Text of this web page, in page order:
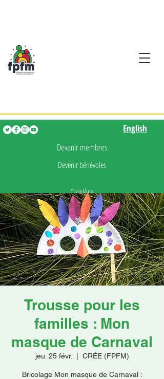
Devenir membres
Devenir bénévoles
Carrière
Presse
Faire un don
English
Trousse pour les
familles : Mon
masque de Carnaval
jeu. 25 févr. CRÉE (FPFM)
Bricolage Mon masque de Carnaval :